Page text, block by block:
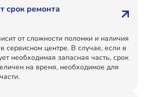
срок ремонта
от сложности поломки и наличия
сервисном центре. В случае, если в
необходимая запасная часть, срок
на время, необходимое для